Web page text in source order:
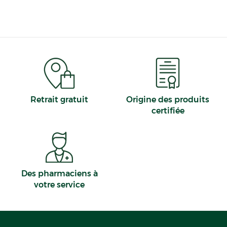
Retrait gratuit
Origine des produits
certifiée
Des pharmaciens à
votre service